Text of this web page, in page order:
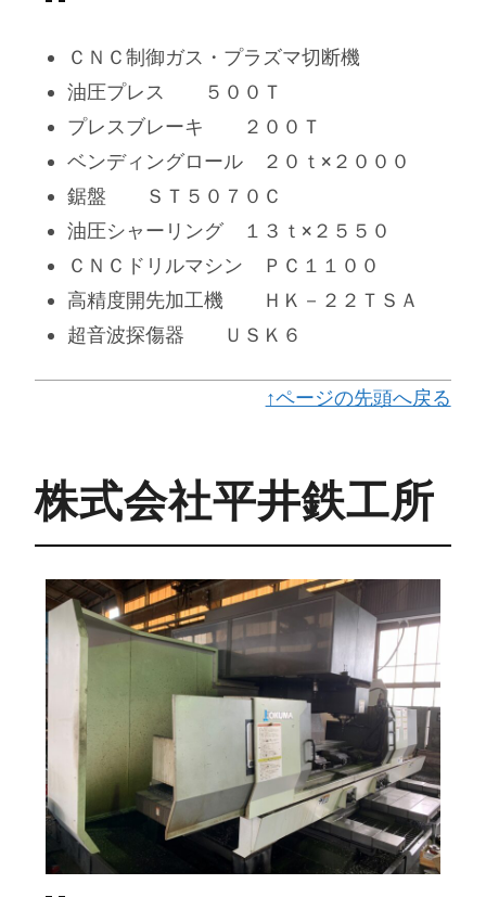
ＣＮＣ制御ガス・プラズマ切断機
油圧プレス ５００Ｔ
プレスブレーキ ２００Ｔ
ベンディングロール ２０ｔ×２０００
鋸盤 ＳＴ５０７０Ｃ
油圧シャーリング １３ｔ×２５５０
ＣＮＣドリルマシン ＰＣ１１００
高精度開先加工機 ＨＫ－２２ＴＳＡ
超音波探傷器 ＵＳＫ６
↑ページの先頭へ戻る
株式会社平井鉄工所